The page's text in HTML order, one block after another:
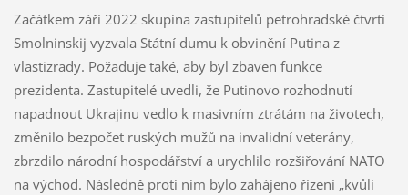
Začátkem září 2022 skupina zastupitelů petrohradské čtvrti
Smolninskij vyzvala Státní dumu k obvinění Putina z
vlastizrady. Požaduje také, aby byl zbaven funkce
prezidenta. Zastupitelé uvedli, že Putinovo rozhodnutí
napadnout Ukrajinu vedlo k masivním ztrátám na životech,
změnilo bezpočet ruských mužů na invalidní veterány,
zbrzdilo národní hospodářství a urychlilo rozšiřování NATO
na východ. Následně proti nim bylo zahájeno řízení „kvůli